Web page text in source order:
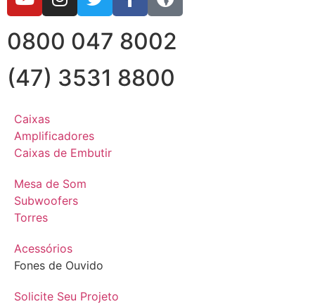
0800 047 8002
(47) 3531 8800
Caixas
Amplificadores
Caixas de Embutir
Mesa de Som
Subwoofers
Torres
Acessórios
Fones de Ouvido
Solicite Seu Projeto